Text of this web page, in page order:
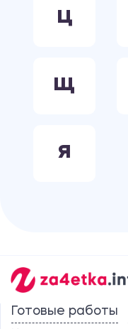
Ц
Щ
Я
Готовые работы